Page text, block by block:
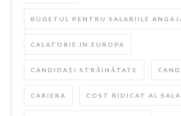
BUGETUL PENTRU SALARIILE
CALATORIE IN EUROPA
CANDIDAȚI STRĂINĂTATE
CARIERA COST RIDICAT AL